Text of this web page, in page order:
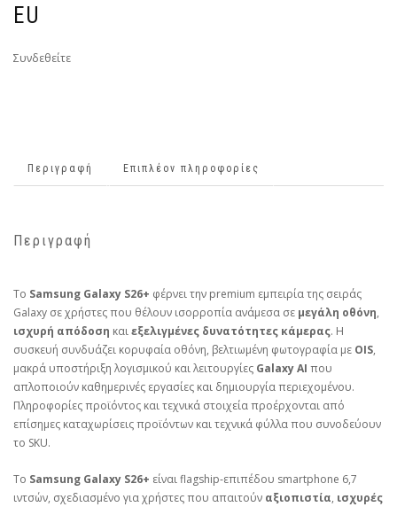
EU
Συνδεθείτε
Περιγραφή Επιπλέον πληροφορίες
Περιγραφή
Το Samsung Galaxy S26+ φέρνει την premium εμπειρία της σειράς
Galaxy σε χρήστες που θέλουν ισορροπία ανάμεσα σε μεγάλη οθόνη,
ισχυρή απόδοση καιεξελιγμένες δυνατότητες κάμερας. Η
συσκευή συνδυάζει κορυφαία οθόνη, βελτιωμένη φωτογραφία με OIS,
μακρά υποστήριξη λογισμικού και λειτουργίες Galaxy AI που
απλοποιούν καθημερινές εργασίες και δημιουργία περιεχομένου.
Πληροφορίες προϊόντος και τεχνικά στοιχεία προέρχονται από
επίσημες καταχωρίσεις προϊόντων και τεχνικά φύλλα που συνοδεύουν
το SKU.
Το Samsung Galaxy S26+ είναι flagship‑επιπέδου smartphone 6,7
ιντσών, σχεδιασμένο για χρήστες που απαιτούν αξιοπιστία, ισχυρές